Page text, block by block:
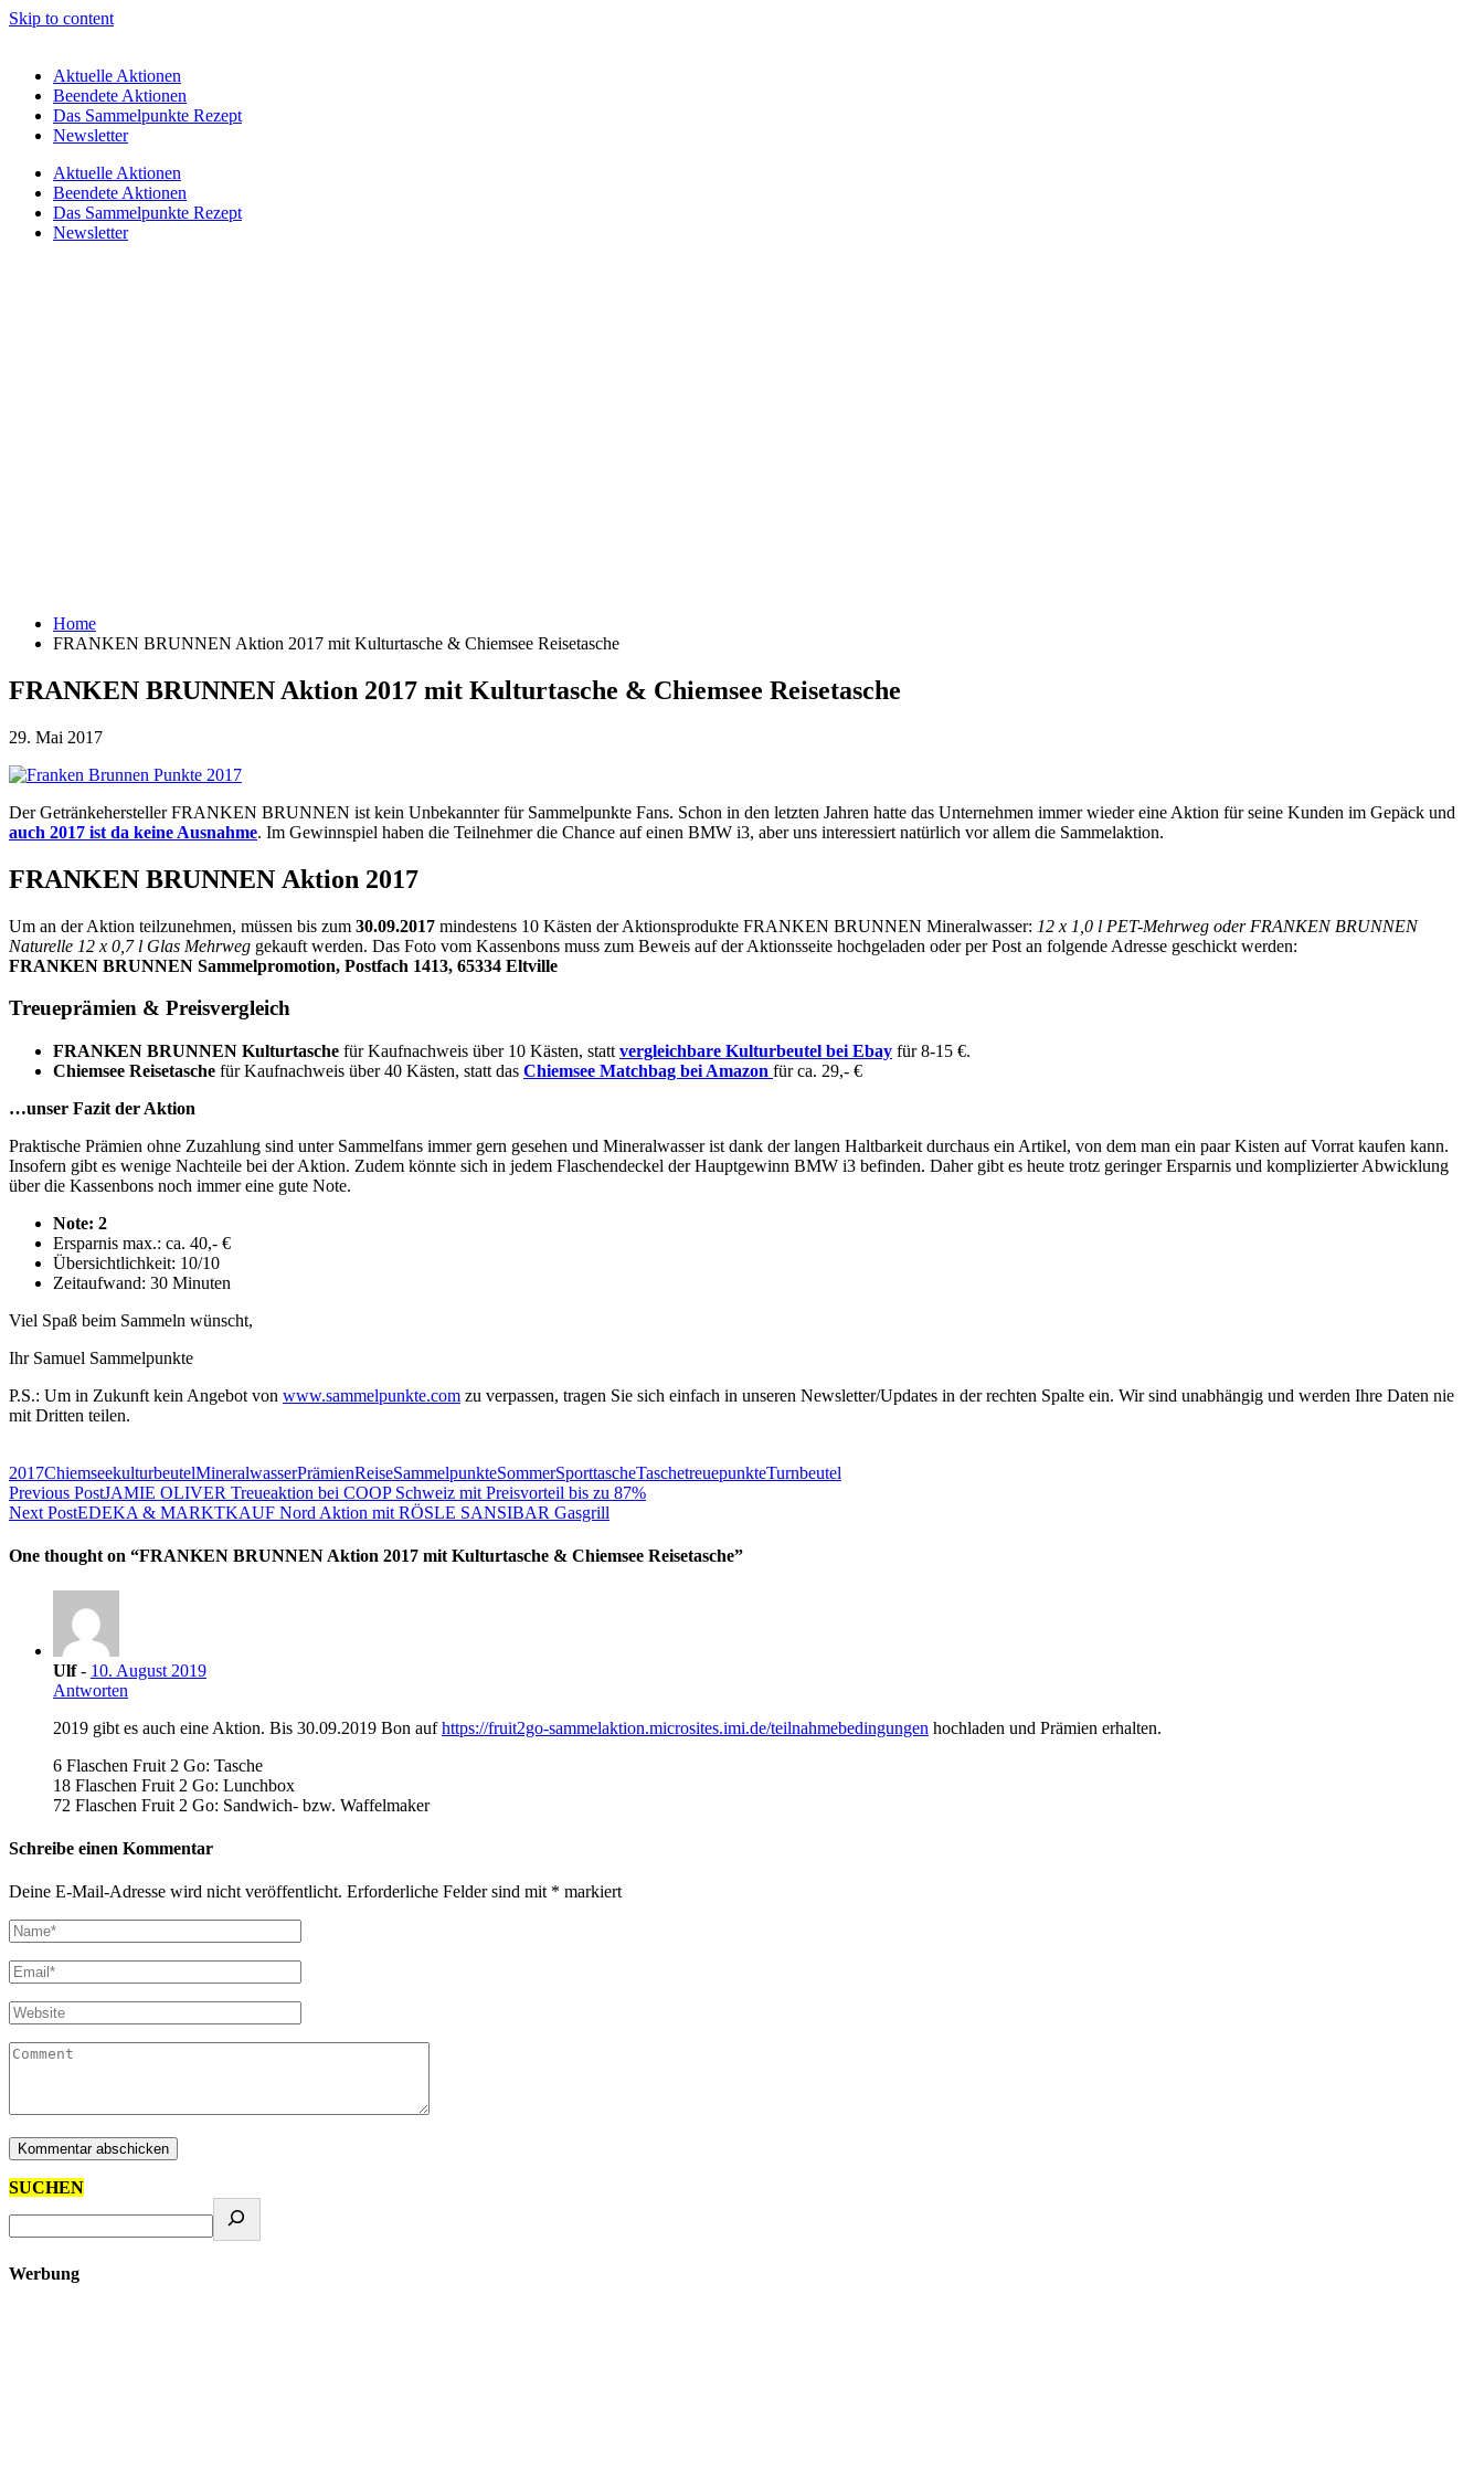
Skip to content
Aktuelle Aktionen
Beendete Aktionen
Das Sammelpunkte Rezept
Newsletter
Aktuelle Aktionen
Beendete Aktionen
Das Sammelpunkte Rezept
Newsletter
Home
FRANKEN BRUNNEN Aktion 2017 mit Kulturtasche & Chiemsee Reisetasche
FRANKEN BRUNNEN Aktion 2017 mit Kulturtasche & Chiemsee Reisetasche
29. Mai 2017
Der Getränkehersteller FRANKEN BRUNNEN ist kein Unbekannter für Sammelpunkte Fans. Schon in den letzten Jahren hatte das Unternehmen immer wieder eine Aktion für seine Kunden im Gepäck und
auch 2017 ist da keine Ausnahme. Im Gewinnspiel haben die Teilnehmer die Chance auf einen BMW i3, aber uns interessiert natürlich vor allem die Sammelaktion.
FRANKEN BRUNNEN Aktion 2017
Um an der Aktion teilzunehmen, müssen bis zum 30.09.2017 mindestens 10 Kästen der Aktionsprodukte FRANKEN BRUNNEN Mineralwasser: 12 x 1,0 l PET-Mehrweg oder FRANKEN BRUNNEN
Naturelle 12 x 0,7 l Glas Mehrweg gekauft werden. Das Foto vom Kassenbons muss zum Beweis auf der Aktionsseite hochgeladen oder per Post an folgende Adresse geschickt werden:
FRANKEN BRUNNEN Sammelpromotion, Postfach 1413, 65334 Eltville
Treueprämien & Preisvergleich
FRANKEN BRUNNEN Kulturtasche für Kaufnachweis über 10 Kästen, statt vergleichbare Kulturbeutel bei Ebay für 8-15 €.
Chiemsee Reisetasche für Kaufnachweis über 40 Kästen, statt das Chiemsee Matchbag bei Amazon für ca. 29,- €
…unser Fazit der Aktion
Praktische Prämien ohne Zuzahlung sind unter Sammelfans immer gern gesehen und Mineralwasser ist dank der langen Haltbarkeit durchaus ein Artikel, von dem man ein paar Kisten auf Vorrat kaufen kann.
Insofern gibt es wenige Nachteile bei der Aktion. Zudem könnte sich in jedem Flaschendeckel der Hauptgewinn BMW i3 befinden. Daher gibt es heute trotz geringer Ersparnis und komplizierter Abwicklung
über die Kassenbons noch immer eine gute Note.
Note: 2
Ersparnis max.: ca. 40,- €
Übersichtlichkeit: 10/10
Zeitaufwand: 30 Minuten
Viel Spaß beim Sammeln wünscht,
Ihr Samuel Sammelpunkte
P.S.: Um in Zukunft kein Angebot von www.sammelpunkte.com zu verpassen, tragen Sie sich einfach in unseren Newsletter/Updates in der rechten Spalte ein. Wir sind unabhängig und werden Ihre Daten nie
mit Dritten teilen.
2017ChiemseekulturbeutelMineralwasserPrämienReiseSammelpunkteSommerSporttascheTaschetreuepunkteTurnbeutel
Previous PostJAMIE OLIVER Treueaktion bei COOP Schweiz mit Preisvorteil bis zu 87%
Next PostEDEKA & MARKTKAUF Nord Aktion mit RÖSLE SANSIBAR Gasgrill
One thought on “FRANKEN BRUNNEN Aktion 2017 mit Kulturtasche & Chiemsee Reisetasche”
Ulf- 10. August 2019
Antworten
2019 gibt es auch eine Aktion. Bis 30.09.2019 Bon aufhttps://fruit2go-sammelaktion.microsites.imi.de/teilnahmebedingungen hochladen und Prämien erhalten.
6 Flaschen Fruit 2 Go: Tasche
18 Flaschen Fruit 2 Go: Lunchbox
72 Flaschen Fruit 2 Go: Sandwich- bzw. Waffelmaker
Schreibe einen Kommentar
Deine E-Mail-Adresse wird nicht veröffentlicht. Erforderliche Felder sind mit * markiert
SUCHEN
Werbung